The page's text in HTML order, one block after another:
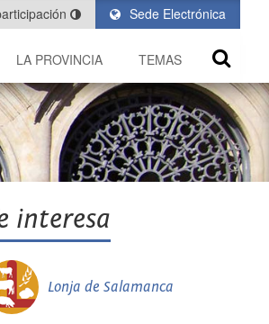
Sede Electrónica
LA PROVINCIA TEMAS
interesa
Lonja de Salamanca